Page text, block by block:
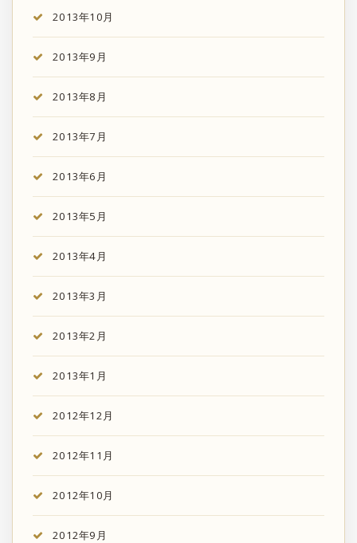
2013年10月
2013年9月
2013年8月
2013年7月
2013年6月
2013年5月
2013年4月
2013年3月
2013年2月
2013年1月
2012年12月
2012年11月
2012年10月
2012年9月